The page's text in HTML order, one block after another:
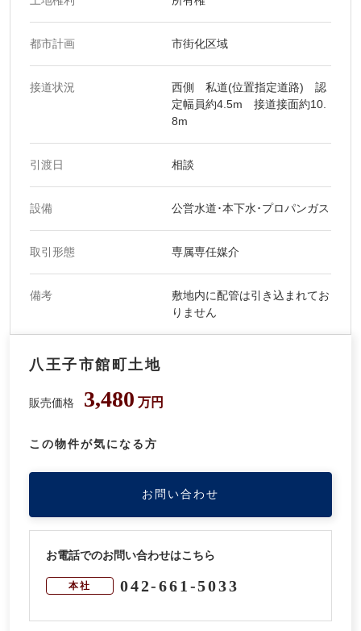
都市計画 市街化区域
接道状況
西側 私道(位置指定道路) 認
定幅員約4.5m 接道接面約10.
8m
引渡日 相談
設備 公営水道･本下水･プロパンガス
取引形態 専属専任媒介
備考
敷地内に配管は引き込まれてお
りません
八王子市館町土地
販売価格 3,480 万円
この物件が気になる方
お問い合わせ
お電話でのお問い合わせはこちら
本社 042-661-5033